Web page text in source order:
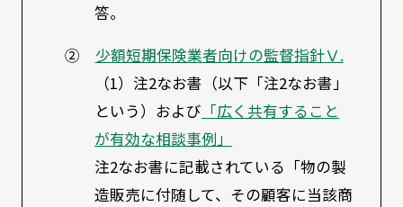
答。
② 少額短期保険業者向けの監督指針Ⅴ.
（1）注2なお書（以下「注2なお書」
という）および 「広く共有すること
が有効な相談事例」
注2なお書に記載されている「物の製
造販売に付随して、その顧客に当該商